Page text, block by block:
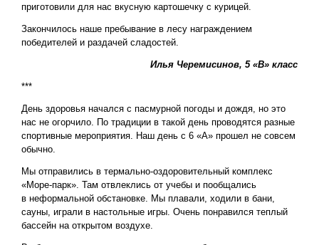
приготовили для нас вкусную картошечку с курицей.
Закончилось наше пребывание в лесу награждением
победителей и раздачей сладостей.
Илья Черемисинов, 5 «В» класс
***
День здоровья начался с пасмурной погоды и дождя, но это
нас не огорчило. По традиции в такой день проводятся разные
спортивные мероприятия. Наш день с 6 «А» прошел не совсем
обычно.
Мы отправились в термально-оздоровительный комплекс
«Море-парк». Там отвлеклись от учебы и пообщались
в неформальной обстановке. Мы плавали, ходили в бани,
сауны, играли в настольные игры. Очень понравился теплый
бассейн на открытом воздухе.